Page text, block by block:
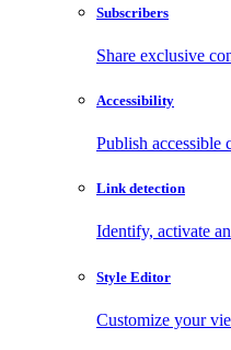
Subscribers
Share exclusive
Accessibility
Publish accessible
Link detection
Identify, activate
Style Editor
Customize your